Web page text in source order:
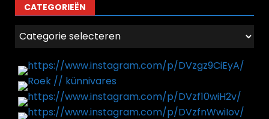
CATEGORIEËN
Categorieën